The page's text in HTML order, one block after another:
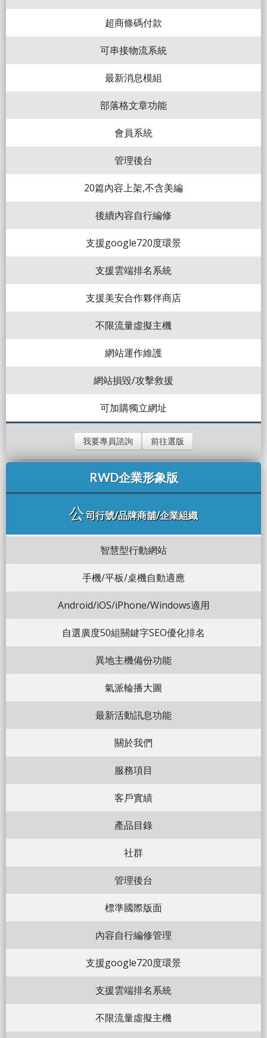
超商條碼付款
可串接物流系統
最新消息模組
部落格文章功能
會員系統
管理後台
20篇內容上架,不含美編
後續內容自行編修
支援google720度環景
支援雲端排名系統
支援美安合作夥伴商店
不限流量虛擬主機
網站運作維護
網站損毀/攻擊救援
可加購獨立網址
我要專員諮詢 前往選版
RWD企業形象版
公司行號/品牌商舖/企業組織
智慧型行動網站
手機/平板/桌機自動適應
Android/iOS/iPhone/Windows適用
自選廣度50組關鍵字SEO優化排名
異地主機備份功能
氣派輪播大圖
最新活動訊息功能
關於我們
服務項目
客戶實績
產品目錄
社群
管理後台
標準國際版面
內容自行編修管理
支援google720度環景
支援雲端排名系統
不限流量虛擬主機